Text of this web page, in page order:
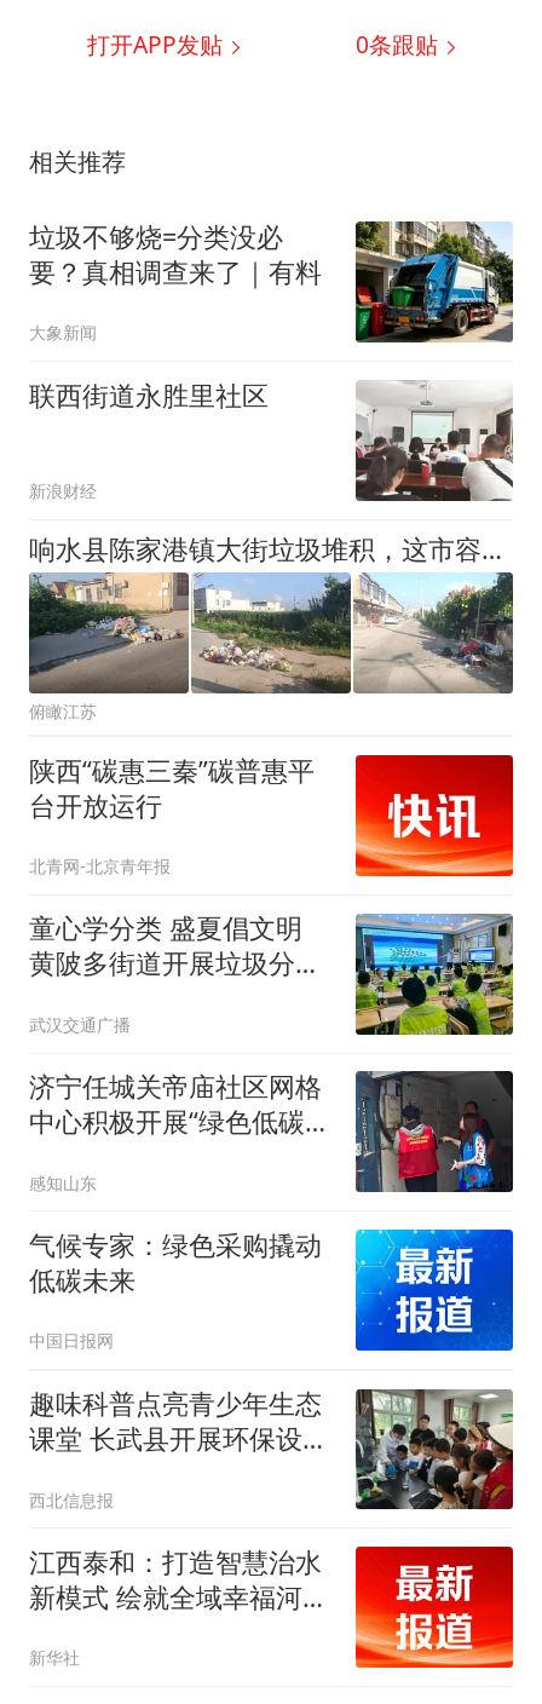
打开APP发贴 0条跟贴
相关推荐
垃圾不够烧=分类没必
要？真相调查来了｜有料
大象新闻
联西街道永胜里社区
新浪财经
响水县陈家港镇大街垃圾堆积，这市容怎么打造旅游小镇？
俯瞰江苏
陕西“碳惠三秦”碳普惠平
台开放运行
北青网-北京青年报
童心学分类 盛夏倡文明
黄陂多街道开展垃圾分类
武汉交通广播
济宁任城关帝庙社区网格
中心积极开展“绿色低碳，
与环保宣传行动
感知山东
气候专家：绿色采购撬动
低碳未来
中国日报网
趣味科普点亮青少年生态
课堂 长武县开展环保设施
西北信息报
江西泰和：打造智慧治水
新模式 绘就全域幸福河湖
新华社